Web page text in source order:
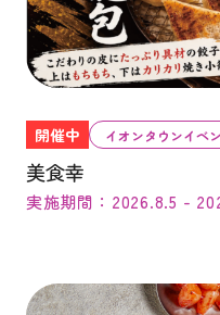
開催中 イオンタウンイベ
美食幸
実施期間：2026.8.5 -